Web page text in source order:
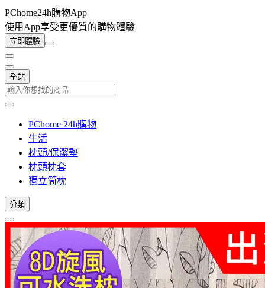
PChome24h購物App
使用App享受更優質的購物體驗
立即體驗
全站
PChome 24h購物
生活
枕頭/保潔墊
枕頭枕套
獨立筒枕
分類